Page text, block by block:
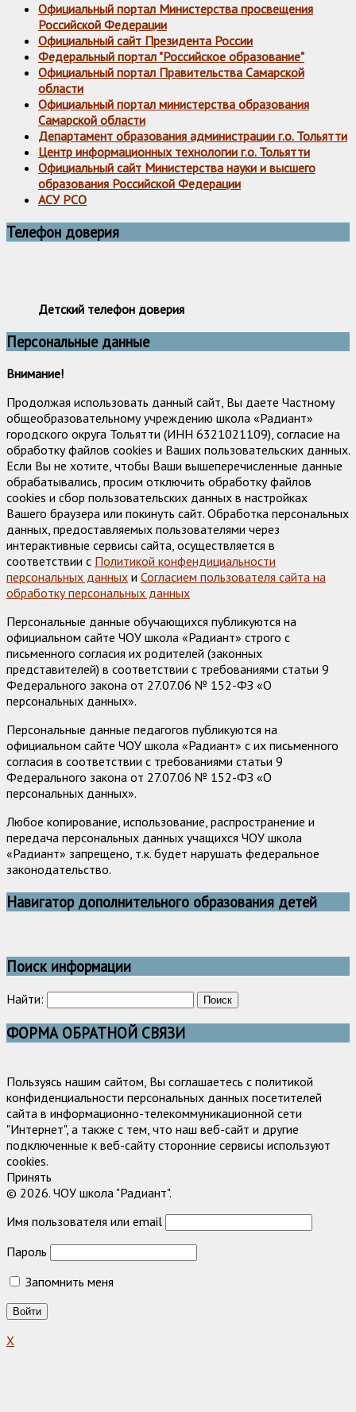
Официальный портал Министерства просвещения
Российской Федерации
Официальный сайт Президента России
Федеральный портал "Российское образование"
Официальный портал Правительства Самарской
области
Официальный портал министерства образования
Самарской области
Департамент образования администрации г.о. Тольятти
Центр информационных технологии г.о. Тольятти
Официальный сайт Министерства науки и высшего
образования Российской Федерации
АСУ РСО
Телефон доверия
Детский телефон доверия
Персональные данные
Внимание!
Продолжая использовать данный сайт, Вы даете Частному
общеобразовательному учреждению школа «Радиант»
городского округа Тольятти (ИНН 6321021109), согласие на
обработку файлов cookies и Ваших пользовательских данных.
Если Вы не хотите, чтобы Ваши вышеперечисленные данные
обрабатывались, просим отключить обработку файлов
cookies и сбор пользовательских данных в настройках
Вашего браузера или покинуть сайт. Обработка персональных
данных, предоставляемых пользователями через
интерактивные сервисы сайта, осуществляется в
соответствии с Политикой конфендициальности
персональных данных и Согласием пользователя сайта на
обработку персональных данных
Персональные данные обучающихся публикуются на
официальном сайте ЧОУ школа «Радиант» строго с
письменного согласия их родителей (законных
представителей) в соответствии с требованиями статьи 9
Федерального закона от 27.07.06 № 152-ФЗ «О
персональных данных».
Персональные данные педагогов публикуются на
официальном сайте ЧОУ школа «Радиант» с их письменного
согласия в соответствии с требованиями статьи 9
Федерального закона от 27.07.06 № 152-ФЗ «О
персональных данных».
Любое копирование, использование, распространение и
передача персональных данных учащихся ЧОУ школа
«Радиант» запрещено, т.к. будет нарушать федеральное
законодательство.
Навигатор дополнительного образования детей
Поиск информации
Найти:
ФОРМА ОБРАТНОЙ СВЯЗИ
Пользуясь нашим сайтом, Вы соглашаетесь с политикой
конфиденциальности персональных данных посетителей
сайта в информационно-телекоммуникационной сети
"Интернет", а также с тем, что наш веб-сайт и другие
подключенные к веб-сайту сторонние сервисы используют
cookies.
Принять
© 2026. ЧОУ школа "Радиант".
Имя пользователя или email
Пароль
Запомнить меня
X